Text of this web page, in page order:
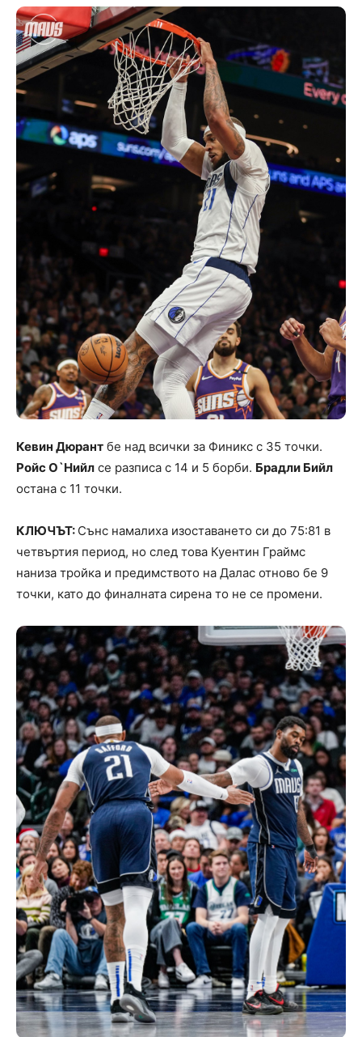
Кевин Дюрант бе над всички за Финикс с 35 точки.
Ройс О`Нийл се разписа с 14 и 5 борби. Брадли Бийл
остана с 11 точки.
КЛЮЧЪТ: Сънс намалиха изоставането си до 75:81 в
четвъртия период, но след това Куентин Граймс
наниза тройка и предимството на Далас отново бе 9
точки, като до финалната сирена то не се промени.